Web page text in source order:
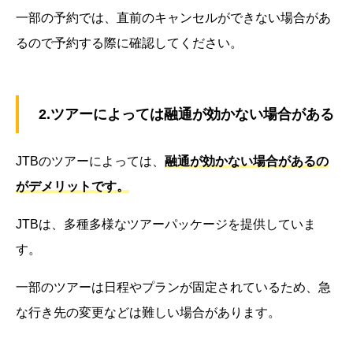
一部の予約では、直前のキャンセルができない場合があ
るので予約する際に確認してください。
2.ツアーによっては融通が効かない場合がある
JTBのツアーによっては、 融通が効かない場合があるの
がデメリットです。
JTBは、多種多様なツアーパッケージを提供していま
す。
一部のツアーは日程やプランが固定されているため、急
な行き先の変更などは難しい場合があります。